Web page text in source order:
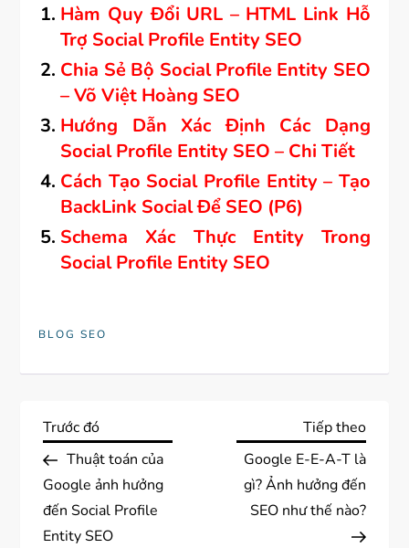
Hàm Quy Đổi URL – HTML Link Hỗ
Trợ Social Profile Entity SEO
Chia Sẻ Bộ Social Profile Entity SEO
– Võ Việt Hoàng SEO
Hướng Dẫn Xác Định Các Dạng
Social Profile Entity SEO – Chi Tiết
Cách Tạo Social Profile Entity – Tạo
BackLink Social Để SEO (P6)
Schema Xác Thực Entity Trong
Social Profile Entity SEO
BLOG SEO
Đ
i
ề
Previous
Post
Trước đó
Thuật toán của
Google ảnh hưởng
đến Social Profile
Entity SEO
Next
Post
Tiếp theo
Google E-E-A-T là
gì? Ảnh hưởng đến
SEO như thế nào?